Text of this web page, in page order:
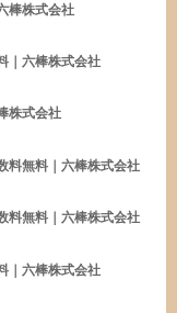
棒株式会社
｜六棒株式会社
株式会社
料無料｜六棒株式会社
料無料｜六棒株式会社
｜六棒株式会社